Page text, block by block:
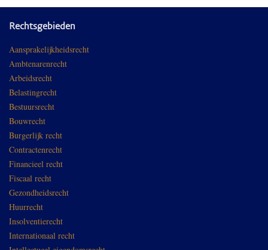
Rechtsgebieden
Aansprakelijkheidsrecht
Ambtenarenrecht
Arbeidsrecht
Belastingrecht
Bestuursrecht
Bouwrecht
Burgerlijk recht
Contractenrecht
Financieel recht
Fiscaal recht
Gezondheidsrecht
Huurrecht
Insolventierecht
Internationaal recht